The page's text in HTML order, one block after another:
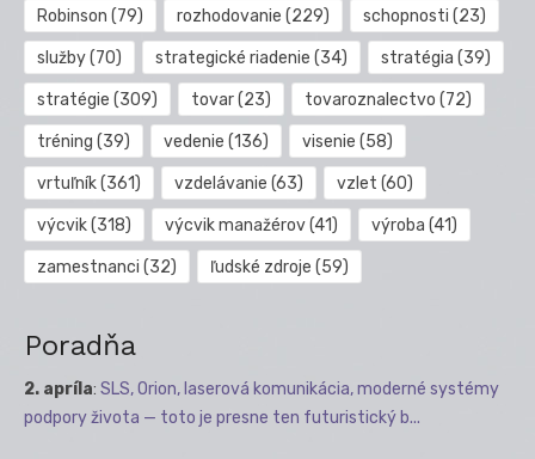
Robinson (79) rozhodovanie (229) schopnosti (23)
služby(70) strategické riadenie (34) stratégia (39)
stratégie (309) tovar(23) tovaroznalectvo (72)
tréning (39) vedenie (136) visenie (58)
vrtuľník(361) vzdelávanie (63) vzlet (60)
výcvik(318) výcvik manažérov(41) výroba (41)
zamestnanci (32) ľudské zdroje (59)
Poradňa
2. apríla: SLS, Orion, laserová komunikácia, moderné systémy
podpory života — toto je presne ten futuristický b...